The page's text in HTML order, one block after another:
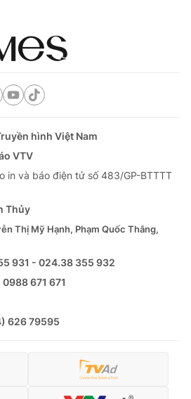
hình Việt Nam
VTV
in và báo điện tử số 483/GP-BTTTT
Thủy
Thị Mỹ Hạnh, Phạm Quốc Thắng,
931 - 024.38 355 932
0988 671 671
626 79595